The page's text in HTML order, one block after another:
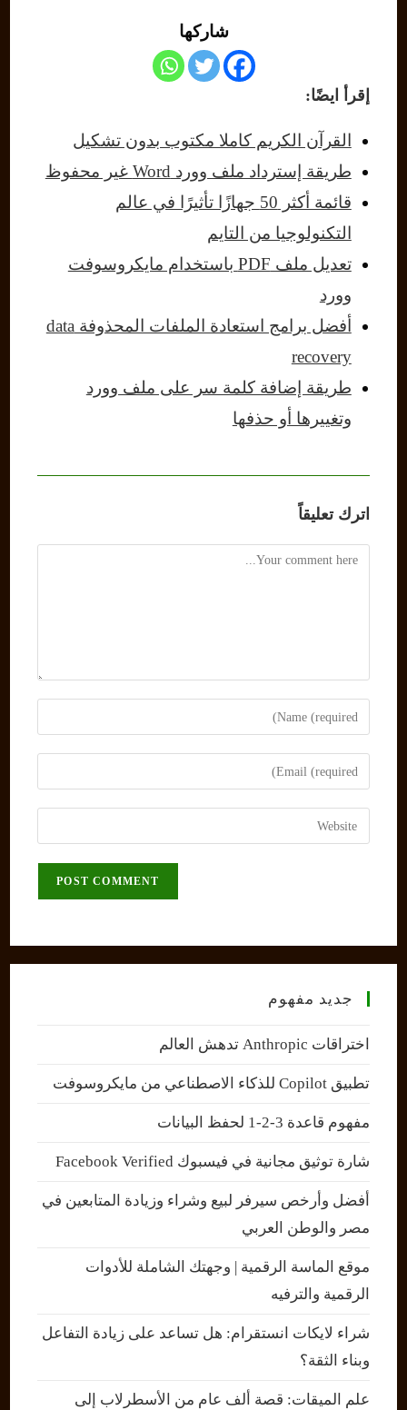
شاركها
إقرأ ايضًا:
القرآن الكريم كاملا مكتوب بدون تشكيل
طريقة إسترداد ملف وورد Word غير محفوظ
قائمة أكثر 50 جهازًا تأثيرًا في عالم
التكنولوجيا من التايم
تعديل ملف PDF باستخدام مايكروسوفت
وورد
أفضل برامج استعادة الملفات المحذوفة data
recovery
طريقة إضافة كلمة سر على ملف وورد
وتغييرها أو حذفها
اترك تعليقاً
Comment
Enter
your
name
comment
Enter
your
email
address
Enter
your
جديد مفهوم
اختراقات Anthropic تدهش العالم
تطبيق Copilot للذكاء الاصطناعي من مايكروسوفت
مفهوم قاعدة 3-2-1 لحفظ البيانات
شارة توثيق مجانية في فيسبوك Facebook Verified
أفضل وأرخص سيرفر لبيع وشراء وزيادة المتابعين في
مصر والوطن العربي
موقع الماسة الرقمية | وجهتك الشاملة للأدوات
الرقمية والترفيه
شراء لايكات انستقرام: هل تساعد على زيادة التفاعل
وبناء الثقة؟
علم الميقات: قصة ألف عام من الأسطرلاب إلى